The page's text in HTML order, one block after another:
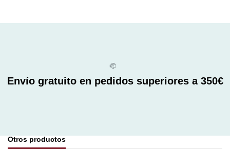
Envío gratuito en pedidos superiores a 350€
Otros productos